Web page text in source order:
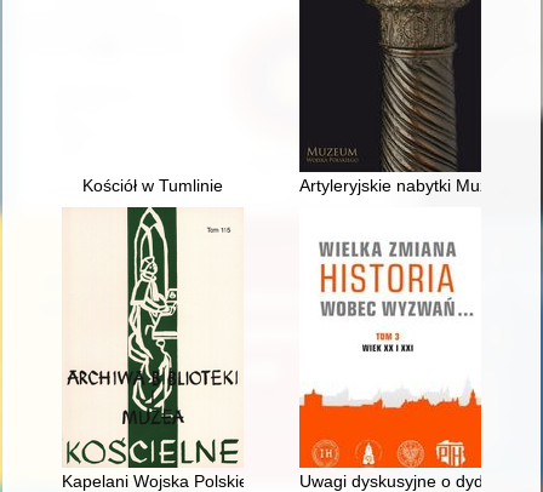
Kościół w Tumlinie Artyleryjskie nabytki Muzeum
Kapelani Wojska Polskiego w oflagu w Rotenburgu (XII 1939
Uwagi dyskusyjne o dydaktyce